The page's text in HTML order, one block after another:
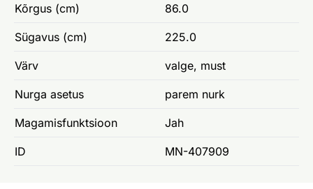
Kõrgus (cm) 86.0
Sügavus (cm) 225.0
Värv valge, must
Nurga asetus parem nurk
Magamisfunktsioon Jah
ID MN-407909